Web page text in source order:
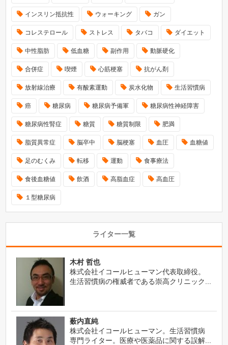
インスリン抵抗性 ウォーキング ガン
コレステロール ストレス タバコ ダイエット
中性脂肪 低血糖 副作用 動脈硬化
合併症 喫煙 心筋梗塞 抗がん剤
放射線治療 有酸素運動 炭水化物 生活習慣病
癌 糖尿病 糖尿病予備軍 糖尿病性神経障害
糖尿病性腎症 糖質 糖質制限 肥満
脂質異常症 脳卒中 脳梗塞 血圧 血糖値
足のむくみ 転移 運動 食事療法
食後血糖値 飲酒 高脂血症 高血圧
１型糖尿病
ライター一覧
木村 哲也
株式会社イコールヒューマン代表取締役。
生活習慣病の権威者である崇高クリニック...
薮内直純
株式会社イコールヒューマン。生活習慣病
専門ライター。医療や医薬品に関する誤解...